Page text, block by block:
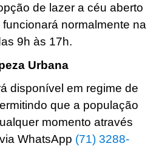
de lazer a céu aberto
normalmente na
9h às 17h.
Urbana
disponível em regime de
que a população
momento através
WhatsApp (71) 3288-